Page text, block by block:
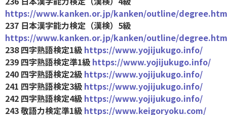
https://www.kanken.or.jp/kanken/outline/
237 日本漢字能力検定（漢検）5級
https://www.kanken.or.jp/kanken/outline/
238 四字熟語検定1級 https://www.yojijukugo.info/
239 四字熟語検定準1級 https://www.yojijukugo.info/
240 四字熟語検定2級 https://www.yojijukugo.info/
241 四字熟語検定3級 https://www.yojijukugo.info/
242 四字熟語検定4級 https://www.yojijukugo.info/
243 敬語力検定準1級 https://www.keigoryoku.com/